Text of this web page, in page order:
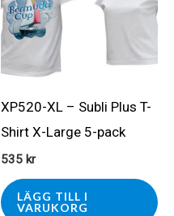
XP520-XL – Subli Plus T-
Shirt X-Large 5-pack
535 kr
LÄGG TILL I
VARUKORG